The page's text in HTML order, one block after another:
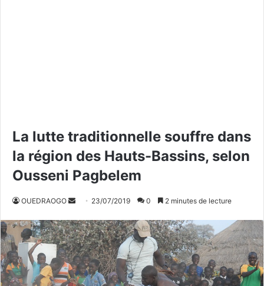
La lutte traditionnelle souffre dans
la région des Hauts-Bassins, selon
Ousseni Pagbelem
OUEDRAOGO
v
o
y
e
23/07/2019 0 2 minutes de lecture